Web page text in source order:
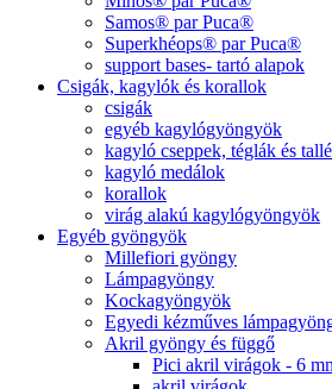
Samos® par Puca®
Superkhéops® par Puca®
support bases- tartó alapok
Csigák, kagylók és korallok
csigák
egyéb kagylógyöngyök
kagyló cseppek, téglák és
kagyló medálok
korallok
virág alakú kagylógyöngyök
Egyéb gyöngyök
Millefiori gyöngy
Lámpagyöngy
Kockagyöngyök
Egyedi kézműves
Akril gyöngy és függő
Pici akril virágok - 6